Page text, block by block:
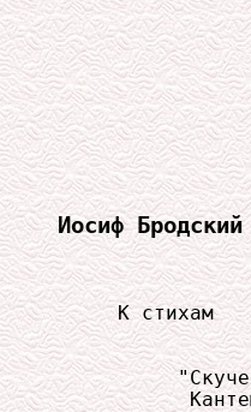
Иосиф Бродский
     К стихам